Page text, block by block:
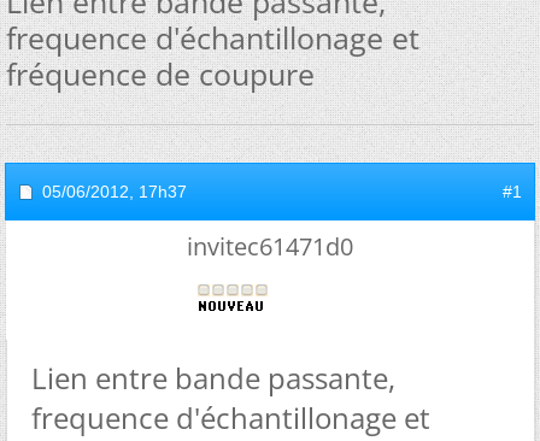
frequence d'échantillonage et
fréquence de coupure
05/06/2012, 17h37 #1
invitec61471d0
Lien entre bande passante,
frequence d'échantillonage et